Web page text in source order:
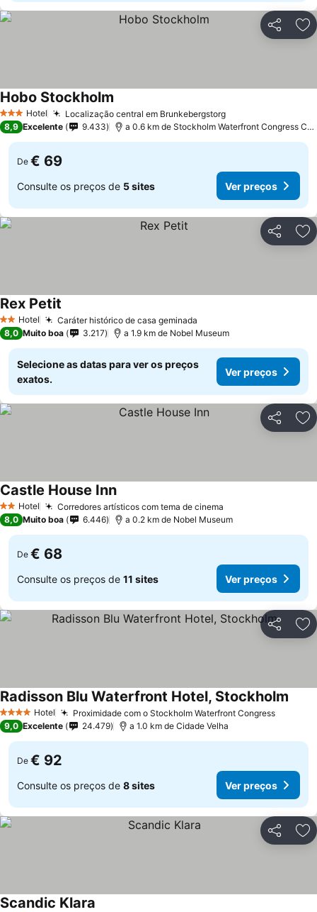
Partilhar
3 EstrelasHotel Localização central em Brunkebergstorg
Hobo Stockholm
8,9 Excelente 9.433 a 0.6 km de Stockholm Waterfront Congress Centre
De € 69
Consulte os preços de 5 sites Ver preços
Partilhar
2 Estrelas
Hotel Caráter histórico de casa geminada
Rex Petit
8,0 Muito boa 3.217 a 1.9 km de Nobel Museum
Selecione as datas para ver os preços
exatos.
Ver preços
Partilhar
2 Estrelas
Hotel Corredores artísticos com tema de cinema
Castle House Inn
8,0 Muito boa 6.446 a 0.2 km de Nobel Museum
De € 68
Consulte os preços de 11 sites Ver preços
Partilhar
4 EstrelasHotel Proximidade com o Stockholm Waterfront Congress
Radisson Blu Waterfront Hotel, Stockholm
9,0 Excelente 24.479 a 1.0 km de Cidade Velha
De € 92
Consulte os preços de 8 sites Ver preços
Partilhar
Scandic Klara